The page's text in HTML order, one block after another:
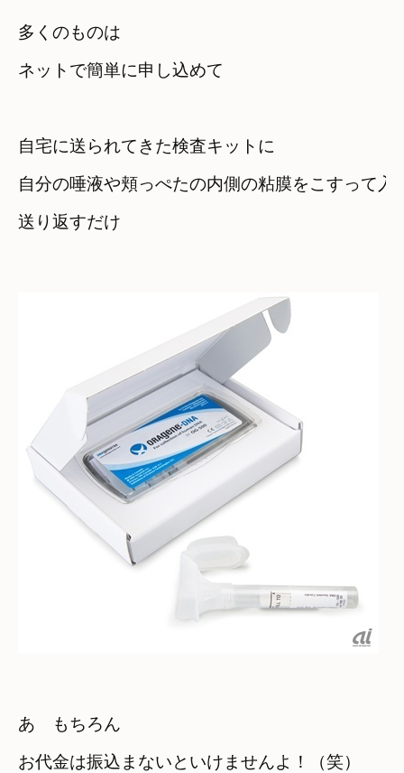
多くのものは
ネットで簡単に申し込めて
自宅に送られてきた検査キットに
自分の唾液や頬っぺたの内側の粘膜をこすって入
送り返すだけ
あ　もちろん
お代金は振込まないといけませんよ！（笑）